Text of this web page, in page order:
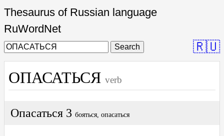
Thesaurus of Russian language
RuWordNet
Search 🇷🇺
ОПАСАТЬСЯ verb
Опасаться 3 бояться, опасаться